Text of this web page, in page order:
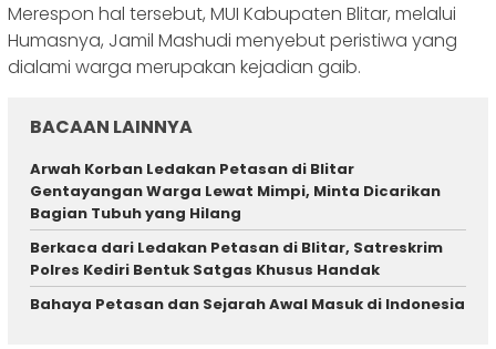
Merespon hal tersebut, MUI Kabupaten Blitar, melalui
Humasnya, Jamil Mashudi menyebut peristiwa yang
dialami warga merupakan kejadian gaib.
BACAAN LAINNYA
Arwah Korban Ledakan Petasan di Blitar
Gentayangan Warga Lewat Mimpi, Minta Dicarikan
Bagian Tubuh yang Hilang
Berkaca dari Ledakan Petasan di Blitar, Satreskrim
Polres Kediri Bentuk Satgas Khusus Handak
Bahaya Petasan dan Sejarah Awal Masuk di Indonesia